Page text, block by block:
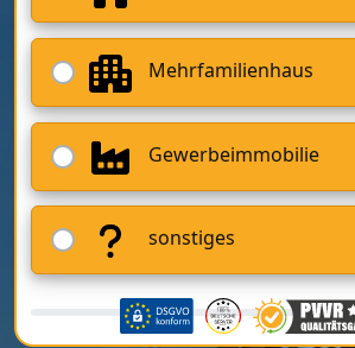
Mehrfamilienhaus
Gewerbeimmobilie
sonstiges